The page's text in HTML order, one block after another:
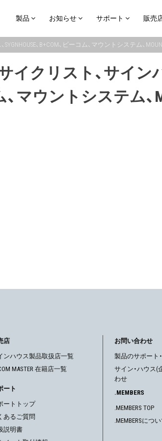
製品 お知らせ サポート 販売
、B+COM、ビーコム、マウントシステム、
クリスト、サインハ
、マウントシステム、
店
ンハウス製品取扱店一覧
MASTER 在籍店一覧
ート
ートトップ
あるご質問
説明書
お問い合わせ
製品のサポート
サイン・ハウス(
わせ
.MEMBERS
.MEMBERS TOP
.MEMBERSにつ